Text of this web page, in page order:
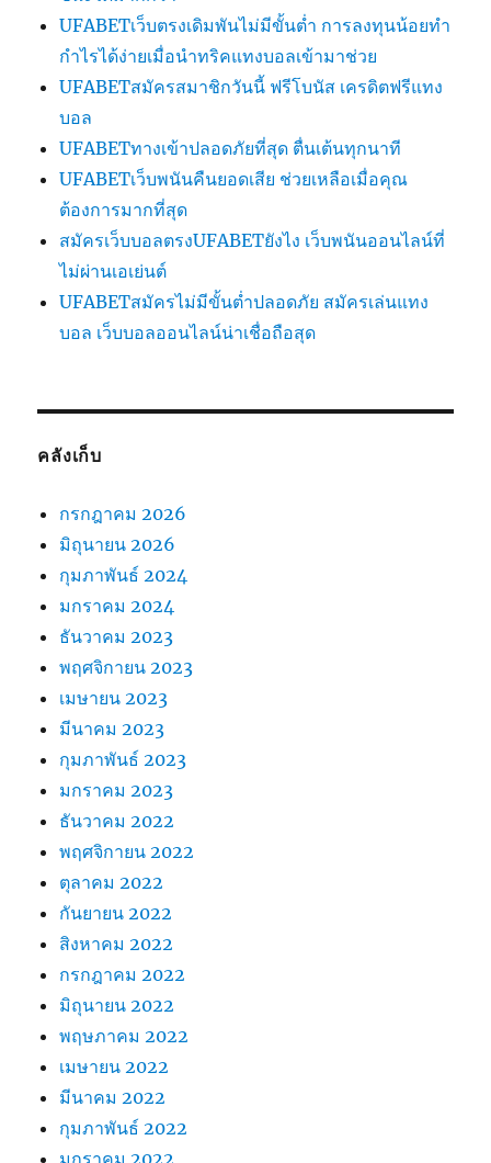
UFABETเว็บตรงเดิมพันไม่มีขั้นต่ำ การลงทุนน้อยทำ
กำไรได้ง่ายเมื่อนำทริคแทงบอลเข้ามาช่วย
UFABETสมัครสมาชิกวันนี้ ฟรีโบนัส เครดิตฟรีแทง
บอล
UFABETทางเข้าปลอดภัยที่สุด ตื่นเต้นทุกนาที
UFABETเว็บพนันคืนยอดเสีย ช่วยเหลือเมื่อคุณ
ต้องการมากที่สุด
สมัครเว็บบอลตรงUFABETยังไง เว็บพนันออนไลน์ที่
ไม่ผ่านเอเย่นต์
UFABETสมัครไม่มีขั้นต่ำปลอดภัย สมัครเล่นแทง
บอล เว็บบอลออนไลน์น่าเชื่อถือสุด
คลังเก็บ
กรกฎาคม 2026
มิถุนายน 2026
กุมภาพันธ์ 2024
มกราคม 2024
ธันวาคม 2023
พฤศจิกายน 2023
เมษายน 2023
มีนาคม 2023
กุมภาพันธ์ 2023
มกราคม 2023
ธันวาคม 2022
พฤศจิกายน 2022
ตุลาคม 2022
กันยายน 2022
สิงหาคม 2022
กรกฎาคม 2022
มิถุนายน 2022
พฤษภาคม 2022
เมษายน 2022
มีนาคม 2022
กุมภาพันธ์ 2022